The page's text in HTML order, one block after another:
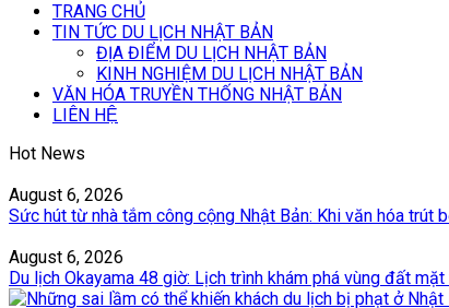
TRANG CHỦ
TIN TỨC DU LỊCH NHẬT BẢN
ĐỊA ĐIỂM DU LỊCH NHẬT BẢN
KINH NGHIỆM DU LỊCH NHẬT BẢN
VĂN HÓA TRUYỀN THỐNG NHẬT BẢN
LIÊN HỆ
Hot News
August 6, 2026
Sức hút từ nhà tắm công cộng Nhật Bản: Khi văn hóa trút
August 6, 2026
Du lịch Okayama 48 giờ: Lịch trình khám phá vùng đất